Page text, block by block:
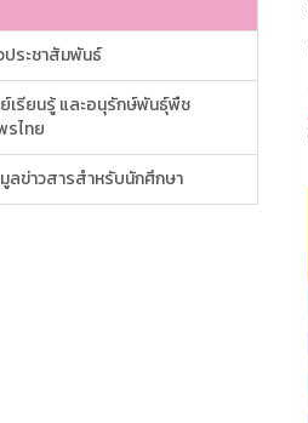
ประชาสัมพันธ์
เรียนรู้ และอนุรักษ์พันธุ์พืช
รไทย
ลข่าวสารสำหรับนักศึกษา